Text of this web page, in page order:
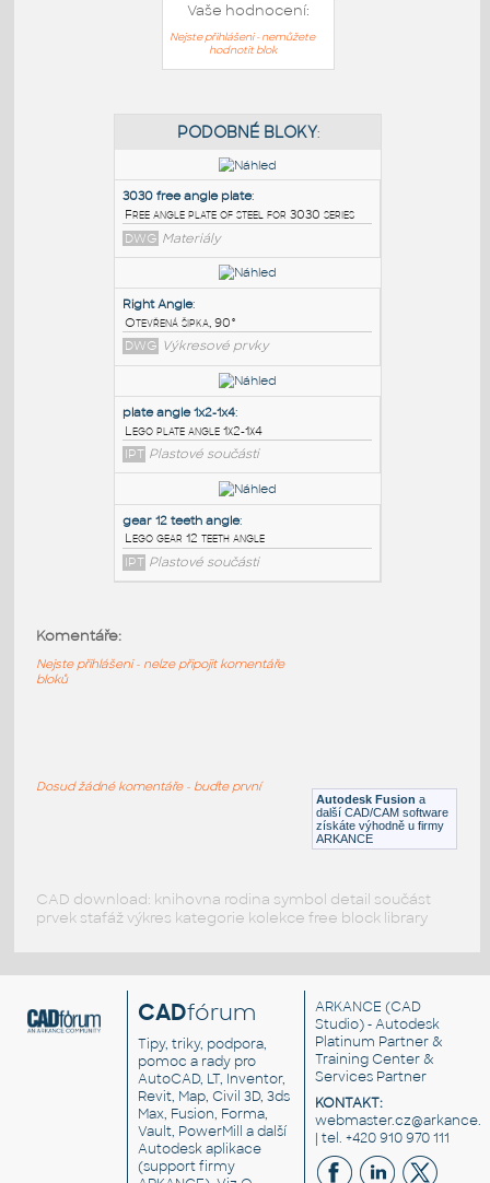
Vaše hodnocení:
Nejste přihlášeni - nemůžete
hodnotit blok
PODOBNÉ BLOKY:
3030 free angle plate:
Free angle plate of steel for 3030 series
DWG Materiály
Right Angle:
Otevřená šipka, 90°
DWG Výkresové prvky
IPT Plastové součásti
Plastové součásti Autodesk Fusion a
další CAD/CAM software
získáte výhodně u firmy
ARKANCE
Komentáře:
Nejste přihlášeni - nelze připojit komentáře
bloků
Dosud žádné komentáře - buďte první
CAD download: knihovna rodina symbol detail součást
prvek stafáž výkres kategorie kolekce free block library
CADfórum
Tipy, triky, podpora,
pomoc a rady pro
AutoCAD, LT, Inventor,
Revit, Map, Civil 3D, 3ds
Max, Fusion, Forma,
Vault, PowerMill a další
Autodesk aplikace
(support firmy
ARKANCE (CAD
Studio) - Autodesk
Platinum Partner &
Training Center &
Services Partner
KONTAKT:
| tel. +420 910 970 111